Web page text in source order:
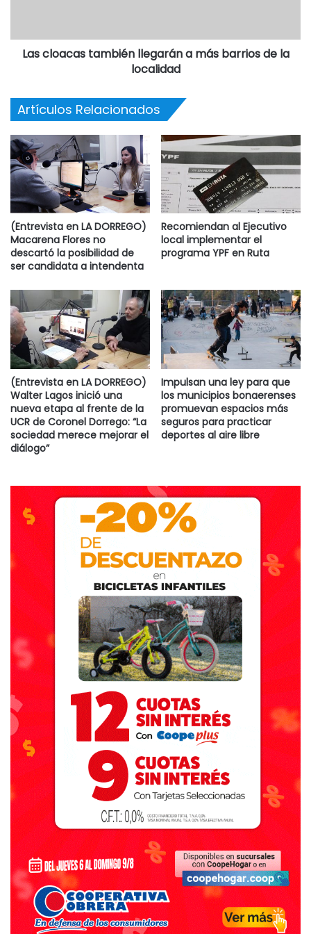
Las cloacas también llegarán a más barrios de la
localidad
Artículos Relacionados
(Entrevista en LA DORREGO)
Macarena Flores no
descartó la posibilidad de
ser candidata a intendenta
Recomiendan al Ejecutivo
local implementar el
programa YPF en Ruta
(Entrevista en LA DORREGO)
Walter Lagos inició una
nueva etapa al frente de la
UCR de Coronel Dorrego: “La
sociedad merece mejorar el
diálogo”
Impulsan una ley para que
los municipios bonaerenses
promuevan espacios más
seguros para practicar
deportes al aire libre